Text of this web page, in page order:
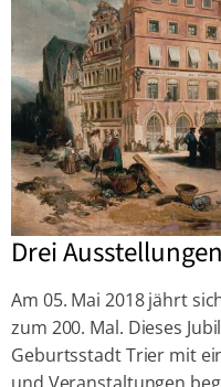
Drei
Am 05. Mai 2018 jährt
zum 200. Mal. Dieses
Geburtsstadt Trier mit
und Veranstaltungen